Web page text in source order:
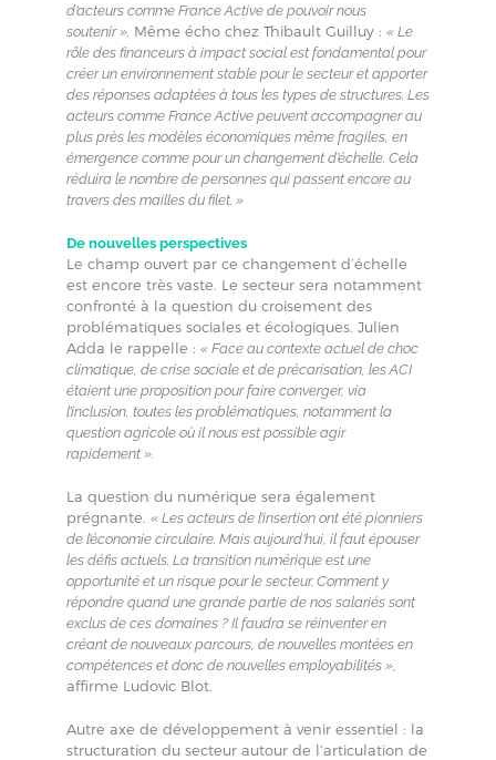
d’acteurs comme France Active de pouvoir nous
soutenir ». Même écho chez Thibault Guilluy : « Le
rôle des financeurs à impact social est fondamental pour
créer un environnement stable pour le secteur et apporter
des réponses adaptées à tous les types de structures. Les
acteurs comme France Active peuvent accompagner au
plus près les modèles économiques même fragiles, en
émergence comme pour un changement d’échelle. Cela
réduira le nombre de personnes qui passent encore au
travers des mailles du filet. »
De nouvelles perspectives
Le champ ouvert par ce changement d’échelle
est encore très vaste. Le secteur sera notamment
confronté à la question du croisement des
problématiques sociales et écologiques. Julien
Adda le rappelle : « Face au contexte actuel de choc
climatique, de crise sociale et de précarisation, les ACI
étaient une proposition pour faire converger, via
l’inclusion, toutes les problématiques, notamment la
question agricole où il nous est possible agir
rapidement ».
La question du numérique sera également
prégnante. « Les acteurs de l’insertion ont été pionniers
de l’économie circulaire. Mais aujourd’hui, il faut épouser
les défis actuels. La transition numérique est une
opportunité et un risque pour le secteur. Comment y
répondre quand une grande partie de nos salariés sont
exclus de ces domaines ? Il faudra se réinventer en
créant de nouveaux parcours, de nouvelles montées en
compétences et donc de nouvelles employabilités »,
affirme Ludovic Blot.
Autre axe de développement à venir essentiel : la
structuration du secteur autour de l’articulation de